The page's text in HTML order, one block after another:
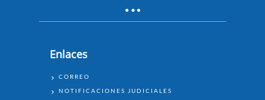
Enlaces
ENLACES
CORREO
NOTIFICACIONES JUDICIALES